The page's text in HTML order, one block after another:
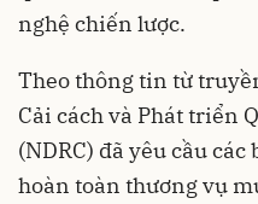
nghệ chiến lược.
Theo thông tin từ
Cải cách và Phát triển
(NDRC) đã yêu cầu
hoàn toàn thương vụ